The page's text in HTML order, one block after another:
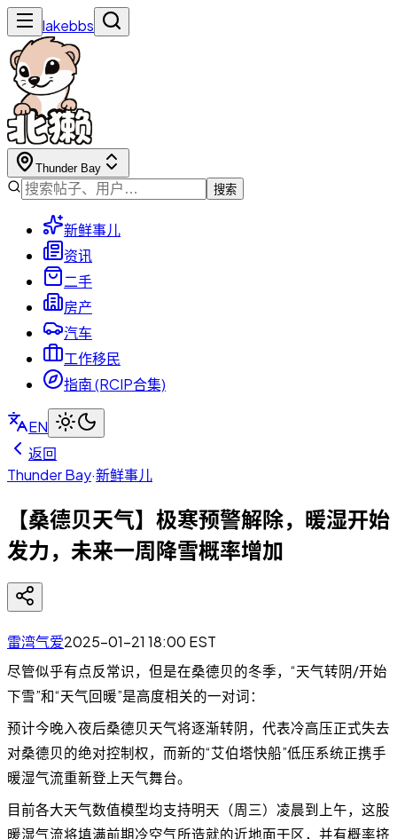
lakebbs
Thunder Bay
搜索
新鲜事儿
资讯
二手
房产
汽车
工作移民
指南 (RCIP合集)
EN
返回
Thunder Bay·新鲜事儿
【桑德贝天气】极寒预警解除，暖湿开始
发力，未来一周降雪概率增加
雷湾气爱2025-01-21 18:00 EST
尽管似乎有点反常识，但是在桑德贝的冬季，“天气转阴/开始
下雪”和“天气回暖”是高度相关的一对词：
预计今晚入夜后桑德贝天气将逐渐转阴，代表冷高压正式失去
对桑德贝的绝对控制权，而新的“艾伯塔快船”低压系统正携手
暖湿气流重新登上天气舞台。
目前各大天气数值模型均支持明天（周三）凌晨到上午，这股
暖湿气流将填满前期冷空气所造就的近地面干区，并有概率挤